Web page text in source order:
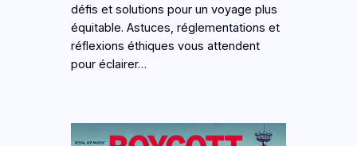
défis et solutions pour un voyage plus
équitable. Astuces, réglementations et
réflexions éthiques vous attendent
pour éclairer…